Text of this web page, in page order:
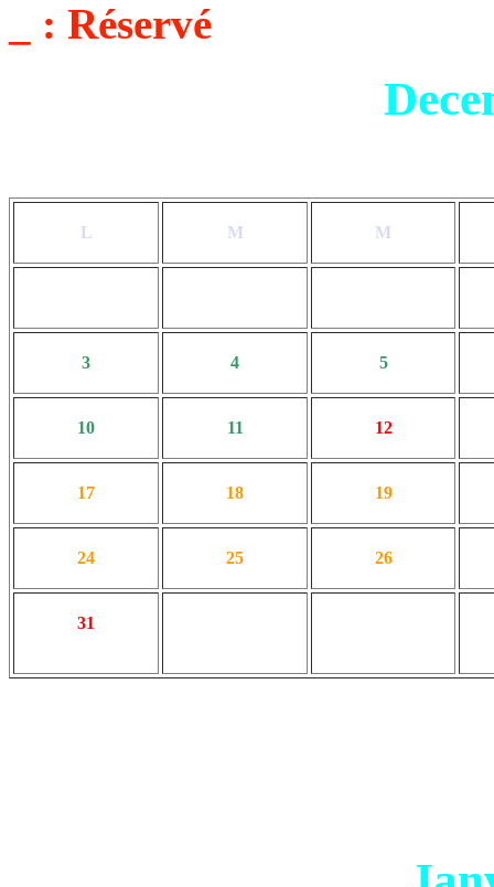
_ : Réservé
L M M
3 4 5
10 11 12
17 18 19
24 25 26
31